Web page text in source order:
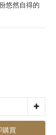
悠然自得的
購買